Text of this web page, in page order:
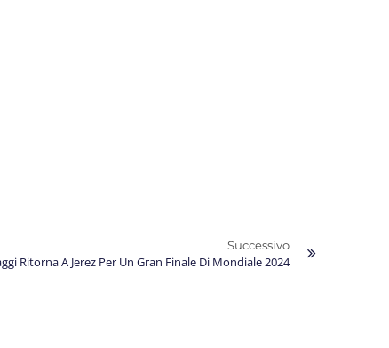
Successivo
Ritorna A Jerez Per Un Gran Finale Di Mondiale 2024